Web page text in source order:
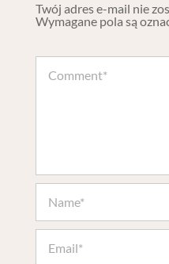
Twój adres e-mail nie
Wymagane pola są